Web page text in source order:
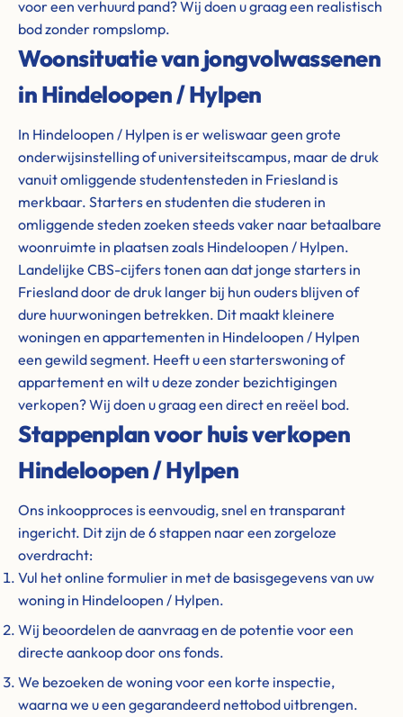
voor een verhuurd pand? Wij doen u graag een realistisch
bod zonder rompslomp.
Woonsituatie van jongvolwassenen
in Hindeloopen / Hylpen
In Hindeloopen / Hylpen is er weliswaar geen grote
onderwijsinstelling of universiteitscampus, maar de druk
vanuit omliggende studentensteden in Friesland is
merkbaar. Starters en studenten die studeren in
omliggende steden zoeken steeds vaker naar betaalbare
woonruimte in plaatsen zoals Hindeloopen / Hylpen.
Landelijke CBS-cijfers tonen aan dat jonge starters in
Friesland door de druk langer bij hun ouders blijven of
dure huurwoningen betrekken. Dit maakt kleinere
woningen en appartementen in Hindeloopen / Hylpen
een gewild segment. Heeft u een starterswoning of
appartement en wilt u deze zonder bezichtigingen
verkopen? Wij doen u graag een direct en reëel bod.
Stappenplan voor huis verkopen
Hindeloopen / Hylpen
Ons inkoopproces is eenvoudig, snel en transparant
ingericht. Dit zijn de 6 stappen naar een zorgeloze
overdracht:
Vul het online formulier in met de basisgegevens van uw
woning in Hindeloopen / Hylpen.
Wij beoordelen de aanvraag en de potentie voor een
directe aankoop door ons fonds.
We bezoeken de woning voor een korte inspectie,
waarna we u een gegarandeerd nettobod uitbrengen.